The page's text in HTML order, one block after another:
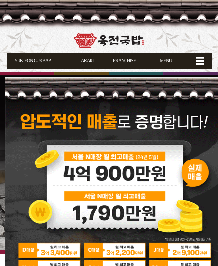
YUKJEON GUKBAP ARARI FRANCHISE MENU